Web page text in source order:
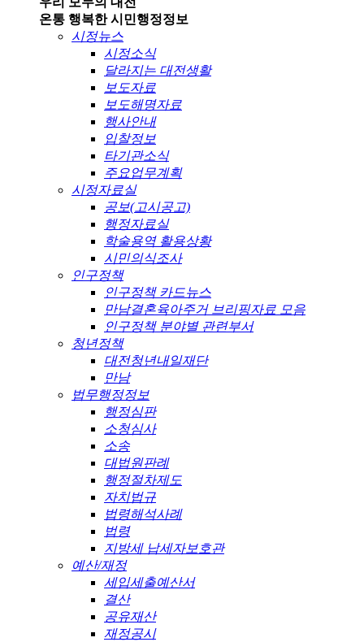
온통 행복한 시민행정정보
시정뉴스
시정소식
달라지는 대전생활
보도자료
보도해명자료
행사안내
입찰정보
타기관소식
주요업무계획
시정자료실
공보(고시공고)
행정자료실
학술용역 활용상황
시민의식조사
인구정책
인구정책 카드뉴스
만남결혼육아주거 브리핑자료 모음
인구정책 분야별 관련부서
청년정책
대전청년내일재단
만남
법무행정정보
행정심판
소청심사
소송
대법원판례
행정절차제도
자치법규
법령해석사례
법령
지방세 납세자보호관
예산/재정
세입세출예산서
결산
공유재산
재정공시